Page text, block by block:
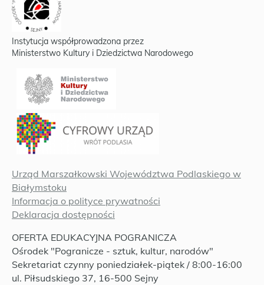
Instytucja współprowadzona przez
Ministerstwo Kultury i Dziedzictwa Narodowego
Urząd Marszałkowski Województwa Podlaskiego w
Białymstoku
Informacja o polityce prywatności
Deklaracja dostępności
OFERTA EDUKACYJNA POGRANICZA
Ośrodek "Pogranicze - sztuk, kultur, narodów"
Sekretariat czynny poniedziałek-piątek / 8:00-16:00
ul. Piłsudskiego 37, 16-500 Sejny